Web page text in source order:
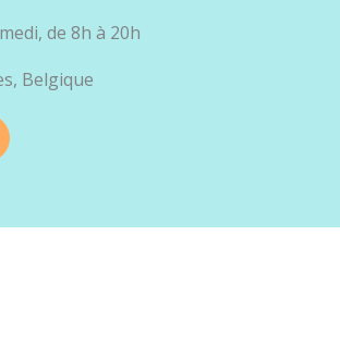
de 8h à 20h
Belgique